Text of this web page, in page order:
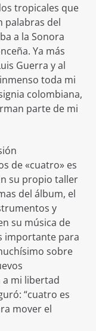
tropicales que
palabras del
a la Sonora
Ya más
Guerra y al
toda mi
colombiana,
parte de mi
de «cuatro» es
su propio taller
del álbum, el
y
su música de
importante para
sobre
mi libertad
“cuatro es
mover el